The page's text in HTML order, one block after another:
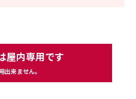
屋内専用です
出来ません。